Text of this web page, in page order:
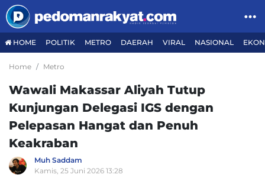
HOME POLITIK METRO DAERAH VIRAL NASIONAL
Home Metro
Wawali Makassar Aliyah Tutup
Kunjungan Delegasi IGS dengan
Pelepasan Hangat dan Penuh
Keakraban
Muh Saddam
Kamis, 25 Juni 2026 13:28